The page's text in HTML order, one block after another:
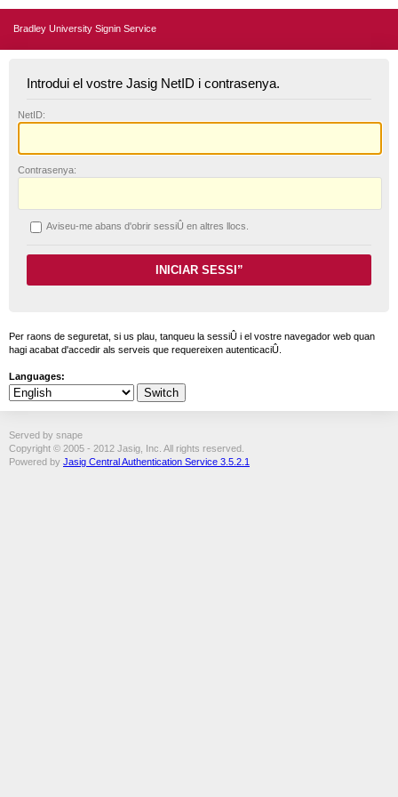
Bradley University Signin Service
Introdui el vostre Jasig NetID i contrasenya.
NetID:
Contrasenya:
Aviseu-me abans d'obrir sessiÛ en altres llocs.
Per raons de seguretat, si us plau, tanqueu la sessiÛ i el vostre navegador web quan
hagi acabat d'accedir als serveis que requereixen autenticaciÛ.
Languages:
Served by snape
Copyright © 2005 - 2012 Jasig, Inc. All rights reserved.
Powered by Jasig Central Authentication Service 3.5.2.1